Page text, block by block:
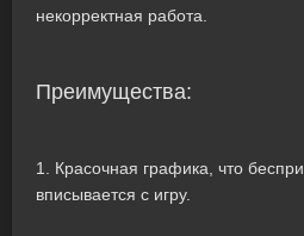
некорректная работа.
Преимущества:
1. Красочная графика, что
вписывается с игру.